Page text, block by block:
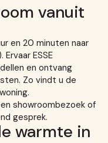
vanuit
en 20 minuten naar
ESSE
en ontvang
Zo vindt u de
showroombezoek of
gesprek.
warmte in